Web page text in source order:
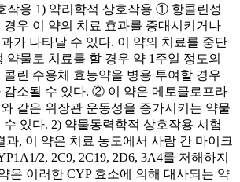
작용 1) 약리학적 상호작용 ① 항콜린성
우 이 약의 치료 효과를 증대시키거나
가 나타날 수 있다. 이 약의 치료를 중단
약물로 치료를 할 경우 약 1주일 정도의
린 수용체 효능약을 병용 투여할 경우
감소될 수 있다. ② 이 약은 메토클로프라
같은 위장관 운동성을 증가시키는 약물
있다. 2) 약물동력학적 상호작용 시험
과, 이 약은 치료 농도에서 사람 간 마이크
2, 2C9, 2C19, 2D6, 3A4를 저해하지
은 이러한 CYP 효소에 의해 대사되는 약